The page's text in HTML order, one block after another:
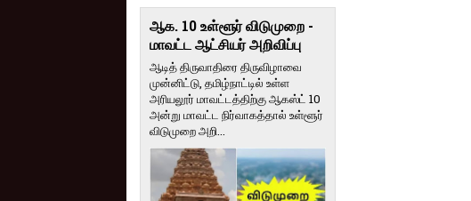
ஆக. 10 உள்ளூர் விடுமுறை -
மாவட்ட ஆட்சியர் அறிவிப்பு
ஆடித் திருவாதிரை திருவிழாவை
முன்னிட்டு, தமிழ்நாட்டில் உள்ள
அரியலூர் மாவட்டத்திற்கு ஆகஸ்ட் 10
அன்று மாவட்ட நிர்வாகத்தால் உள்ளூர்
விடுமுறை அறி...